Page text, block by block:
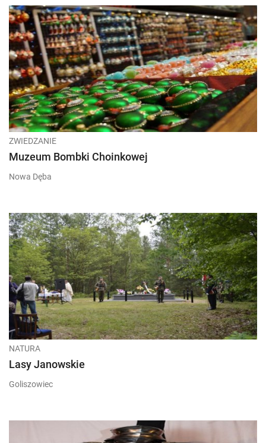
ZWIEDZANIE
Muzeum Bombki Choinkowej
Nowa Dęba
NATURA
Lasy Janowskie
Goliszowiec